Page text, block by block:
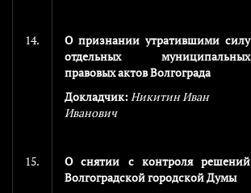
14.
О признании утратившими силу
отдельных муниципальных
правовых актов Волгограда
Докладчик: Никитин Иван
Иванович
15.
О снятии с контроля решений
Волгоградской городской Думы